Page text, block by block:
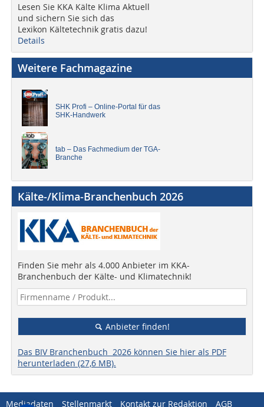
Lesen Sie KKA Kälte Klima Aktuell
und sichern Sie sich das
Lexikon Kältetechnik gratis dazu!
Details
Weitere Fachmagazine
SHK Profi – Online-Portal für das
SHK-Handwerk
tab – Das Fachmedium der TGA-
Branche
Kälte-/Klima-Branchenbuch 2026
Finden Sie mehr als 4.000 Anbieter im KKA-
Branchenbuch der Kälte- und Klimatechnik!
Anbieter finden!
Das BIV Branchenbuch 2026 können Sie hier als PDF
herunterladen (27,6 MB).
Mediadaten Stellenmarkt Kontakt zur Redaktion AGB